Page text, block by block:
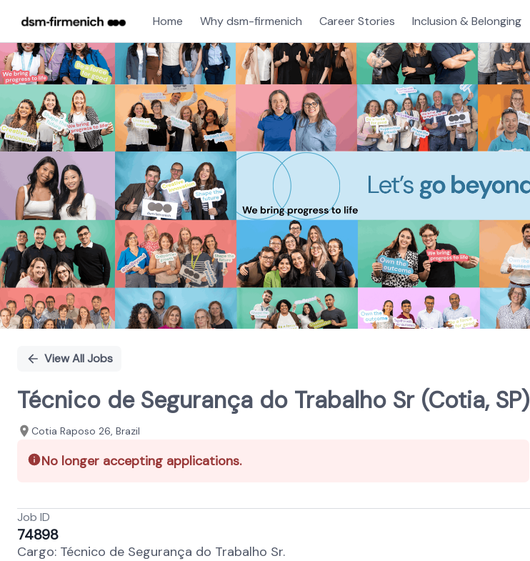
Home Why dsm-firmenich Career Stories Inclusion & Belonging
Single
Position
View All Jobs
Técnico de Segurança do Trabalho Sr (Cotia, SP)
Cotia Raposo 26, Brazil
No longer accepting applications.
Job ID
74898
Cargo: Técnico de Segurança do Trabalho Sr.